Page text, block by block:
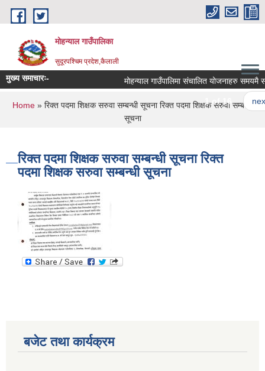
Skip to main content
मोहन्याल गाउँपालिका
सुदूरपश्चिम प्रदेश,कैलाली
मुख्य समाचारः- मोहन्याल गाउँपालिमा संचालित योजनाहरु समयमै
1 of 16 next
You are here
Home» रिक्त पदमा शिक्षक सरुवा सम्बन्धी सूचना रिक्त पदमा शिक्षक सरुवा सम्बन्धी
सूचना
रिक्त पदमा शिक्षक सरुवा सम्बन्धी सूचना रिक्त
पदमा शिक्षक सरुवा सम्बन्धी सूचना
बजेट तथा कार्यक्रम